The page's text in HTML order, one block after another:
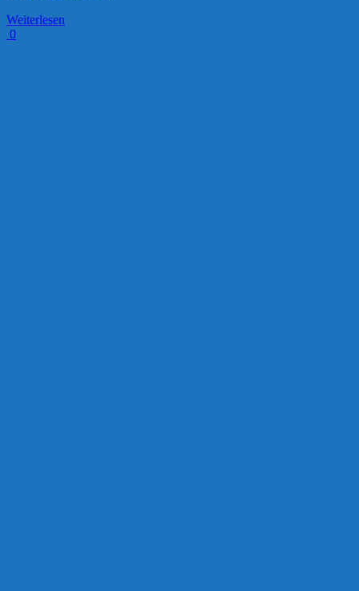
Weiterlesen
0